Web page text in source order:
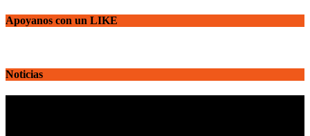
Apoyanos con un LIKE
Noticias